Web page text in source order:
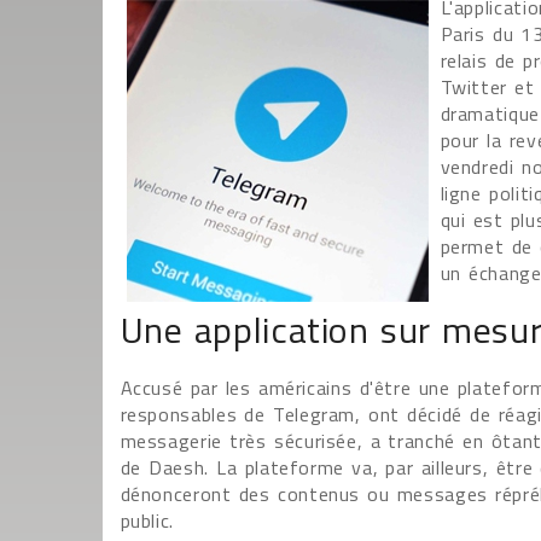
Paris du
relais de
Twitter et
pour la
vendredi
ligne
qui est
permet
un
Une application sur
Accusé par les américains d'être une
responsables de Telegram, ont décidé de
messagerie très sécurisée, a tranché en
de Daesh. La plateforme va, par ailleurs,
dénonceront des contenus ou messages
public.